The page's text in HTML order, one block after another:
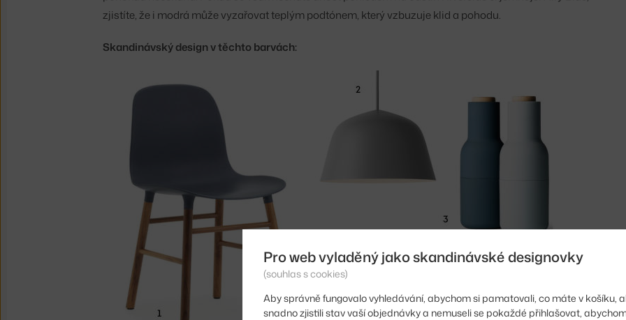
zjistíte, že i modrá může vyzařovat teplým podtónem, který vzbuzuje klid a pohodu.
Skandinávský design v těchto barvách:
Pro web vyladěný jako skandinávské designovky
(souhlas s cookies)
Aby správně fungovalo vyhledávání, abychom si pamatovali, co máte v košíku,
snadno zjistili stav vaší objednávky a nemuseli se pokaždé přihlašovat,